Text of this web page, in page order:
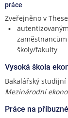
práce
Zveřejněno v
autentizovaným
školy/fakulty
Vysoká škola
Bakalářský
Mezinárodní
Práce na